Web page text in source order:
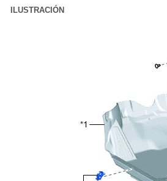
ILUSTRACIÓN